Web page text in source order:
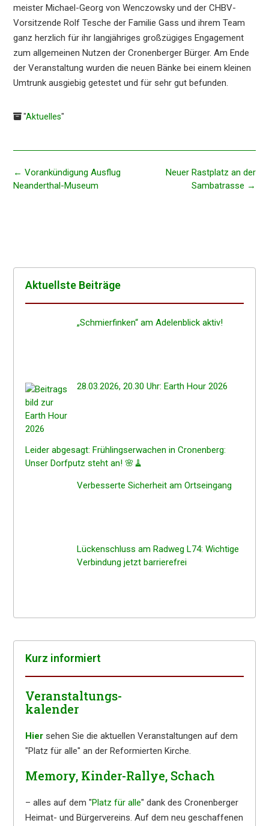
meis­ter Micha­el-Georg von Wenczow­sky und der CHBV-
Vorsit­zen­de Rolf Tesche der Familie Gass und ihrem Team
ganz herzlich für ihr langjäh­ri­ges großzü­gi­ges Engage­ment
zum allge­mei­nen Nutzen der Cronen­ber­ger Bürger. Am Ende
der Veran­stal­tung wurden die neuen Bänke bei einem kleinen
Umtrunk ausgie­big getes­tet und für sehr gut befunden.
"Aktuelles"
Beitragsnavigation
Neuer Rastplatz an der
Sambatrasse →
← Vorankün­di­gung Ausflug
Neanderthal-Museum
Aktuells­te Beiträge
„Schmier­fin­ken“ am Adelen­blick aktiv!
28.03.2026, 20.30 Uhr: Earth Hour 2026
Leider abgesagt: Frühlings­er­wa­chen in Cronen­berg:
Unser Dorfputz steht an! 🌸🧹
Verbes­ser­te Sicher­heit am Ortseingang
Lücken­schluss am Radweg L74: Wichti­ge
Verbin­dung jetzt barrierefrei
Kurz infor­miert
Veranstaltungs-
kalender
Hier sehen Sie die aktuellen Veranstaltungen auf dem
"Platz für alle" an der Reformierten Kirche.
Memory, Kinder-Rallye, Schach
– alles auf dem "Platz für alle" dank des Cronenberger
Heimat- und Bürgervereins. Auf dem neu geschaffenen